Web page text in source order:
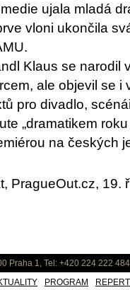
ujala mladá
vloni ukončila
Klaus se narodil
ale objevil se i
pro divadlo,
„dramatikem
na českých
PragueOut.cz, 19.
Praha 1, Tel: +420 224 222
PROGRAM